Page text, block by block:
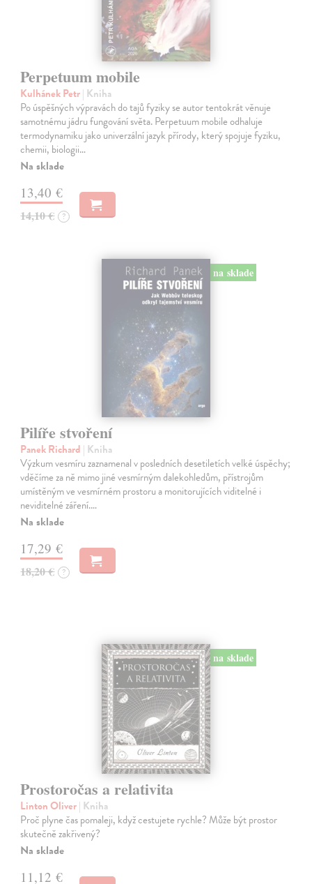
Perpetuum mobile
Kulhánek Petr| Kniha
Po úspěšných výpravách do tajů fyziky se autor tentokrát věnuje
samotnému jádru fungování světa. Perpetuum mobile odhaluje
termodynamiku jako univerzální jazyk přírody, který spojuje fyziku,
chemii, biologii…
Na sklade
13,40 €
14,10 € ?
na sklade
Pilíře stvoření
Panek Richard | Kniha
Výzkum vesmíru zaznamenal v posledních desetiletích velké úspěchy;
vděčíme za ně mimo jiné vesmírným dalekohledům, přístrojům
umístěným ve vesmírném prostoru a monitorujících viditelné i
neviditelné záření.…
Na sklade
17,29 €
18,20 € ?
na sklade
Prostoročas a relativita
Linton Oliver| Kniha
Proč plyne čas pomaleji, když cestujete rychle? Může být prostor
skutečně zakřivený?
Na sklade
11,12 €